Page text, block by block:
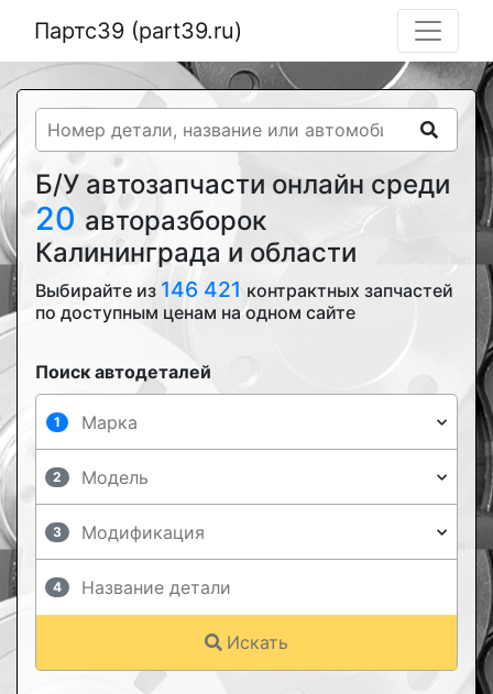
Партс39 (part39.ru)
Б/У автозапчасти онлайн среди
20 авторазборок
Калининграда и области
Выбирайте из 146 421 контрактных запчастей
по доступным ценам на одном сайте
Поиск автодеталей
1
2
3
4
Искать